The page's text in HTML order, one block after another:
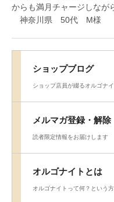
からも満月チャージしなが
神奈川県 50代 M様
ショップブログ
ショップ店員が綴るオルゴナ
メルマガ登録・解除
読者限定情報をお届けします
オルゴナイトとは
オルゴナイトって何？という